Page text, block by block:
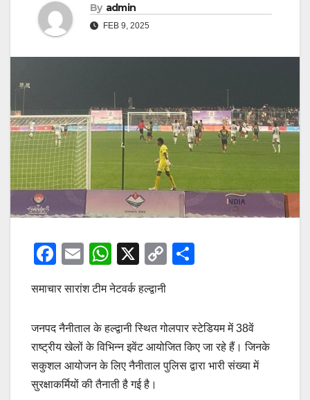
By admin
FEB 9, 2025
F
c
e
b
o
o
E
ail
W
h
at
s
A
p
p
X
C
y
Li
n
e
समाचार सारांश टीम नेटवर्क हल्द्वानी
जनपद नैनीताल के हल्द्वानी स्थित गोलपार स्टेडियम में 38वें
राष्ट्रीय खेलों के विभिन्न इवेंट आयोजित किए जा रहे हैं। जिनके
सकुशल आयोजन के लिए नैनीताल पुलिस द्वारा भारी संख्या में
सुरक्षाकर्मियों की तैनाती है गई है।